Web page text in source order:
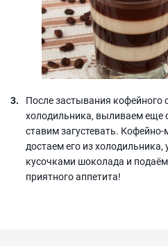
После застывания кофейного
холодильника, выливаем еще
ставим загустевать.
достаем его из
кусочками шоколада и
приятного аппетита!